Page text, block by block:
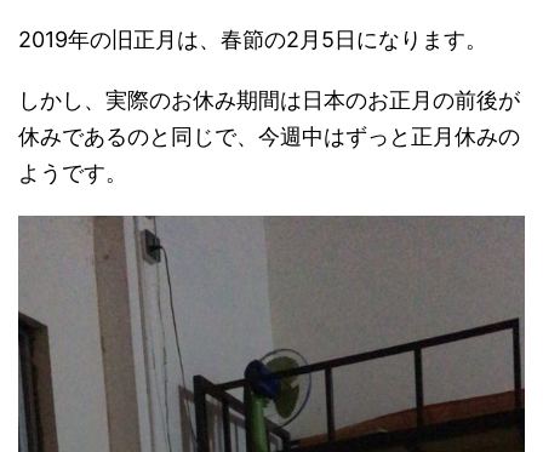
2019年の旧正月は、春節の2月5日になります。
しかし、実際のお休み期間は日本のお正月の前後が
休みであるのと同じで、今週中はずっと正月休みの
ようです。